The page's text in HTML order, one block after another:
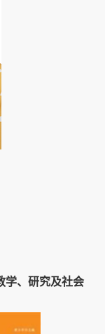
学、研究及社会